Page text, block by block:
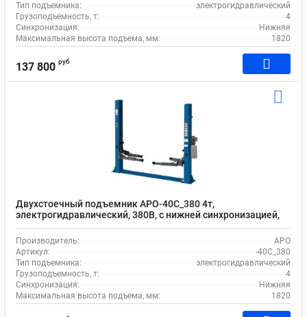
Тип подъемника:
электрогидравлический
Грузоподъемность, т:
4
Синхронизация:
Нижняя
Максимальная высота подъема, мм:
1820
137 800 руб
Двухстоечный подъемник APO-40C_380 4т,
электрогидравлический, 380В, с нижней синхронизацией,
110-1820 мм
Производитель:
APO
Артикул:
-40C_380
Тип подъемника:
электрогидравлический
Грузоподъемность, т:
4
Синхронизация:
Нижняя
Максимальная высота подъема, мм:
1820